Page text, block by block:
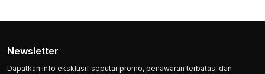
Newsletter
Dapatkan info eksklusif seputar promo, penawaran terbatas, dan